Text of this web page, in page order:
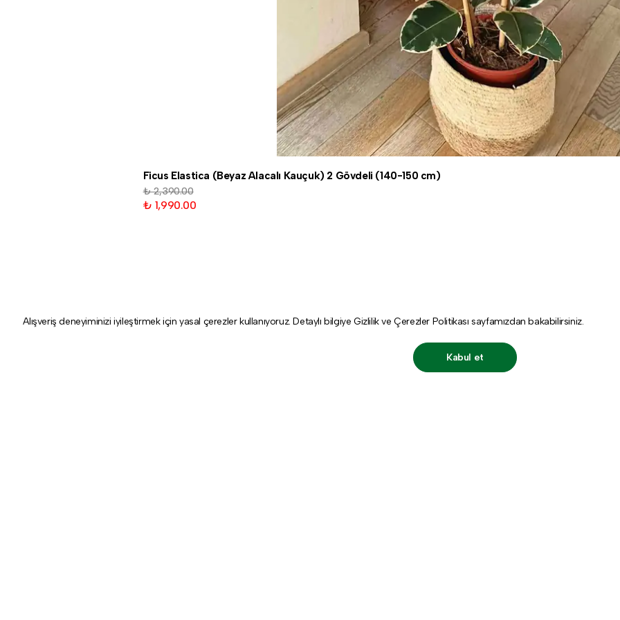
Alışveriş deneyiminizi iyileştirmek için yasal çerezler kullanıyoruz. Detaylı bilgiyeGizlilik ve Çerezler Politikasısayfamızdan bakabilirsiniz.
Kabul et
Ficus Elastica (Beyaz Alacalı Kauçuk) 2 Gövdeli (140-150 cm)
₺ 2,390.00
₺ 1,990.00